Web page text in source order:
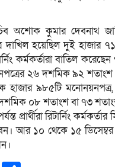
অশোক কুমার দেবনাথ
হয়েছিল দুই হাজার
কর্মকর্তারা বাতিল
২৬ দশমিক ৯২ শতাংশ
৯৮৫টি মনোনয়নপত্র,
০৮ শতাংশ বা ৭৩
প্রার্থীরা রিটার্নিং কর্মকর্তার
আর ১০ থেকে ১৫ ডিসেম্বর